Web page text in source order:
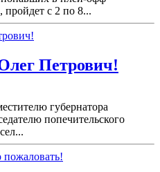
с 2 по 8...
Петрович!
губернатора
попечительского